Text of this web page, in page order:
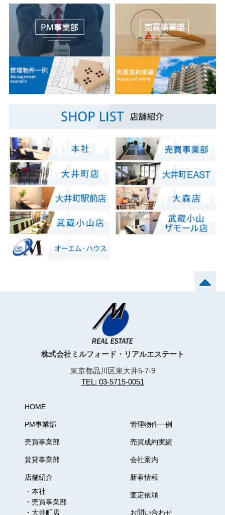
株式会社ミルフォード・リアルエステート
東京都品川区東大井5-7-9
TEL: 03-5715-0051
HOME
PM事業部
売買事業部
賃貸事業部
店舗紹介
・本社
・売買事業部
・大井町店
管理物件一例
売買成約実績
会社案内
新着情報
査定依頼
お問い合わせ